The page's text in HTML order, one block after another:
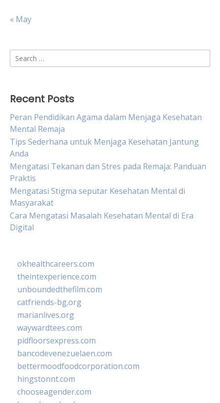
« May
Search
for:
Recent Posts
Peran Pendidikan Agama dalam Menjaga Kesehatan
Mental Remaja
Tips Sederhana untuk Menjaga Kesehatan Jantung
Anda
Mengatasi Tekanan dan Stres pada Remaja: Panduan
Praktis
Mengatasi Stigma seputar Kesehatan Mental di
Masyarakat
Cara Mengatasi Masalah Kesehatan Mental di Era
Digital
okhealthcareers.com
theintexperience.com
unboundedthefilm.com
catfriends-bg.org
marianlives.org
waywardtees.com
pidfloorsexpress.com
bancodevenezuelaen.com
bettermoodfoodcorporation.com
hingstonnt.com
chooseagender.com